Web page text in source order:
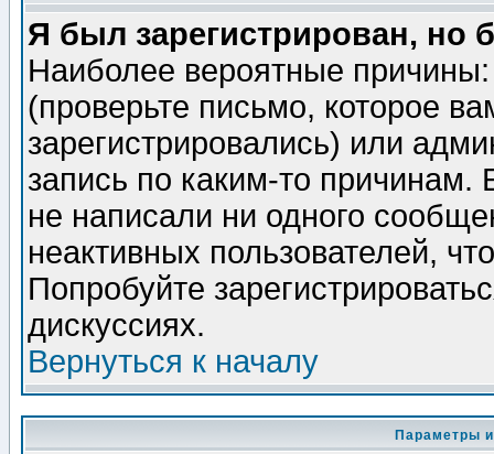
Я был зарегистрирован, но
Наиболее вероятные
(проверьте письмо, которое
зарегистрировались) или
запись по каким-то
не написали ни одного
неактивных пользователей,
Попробуйте
дискуссиях.
Вернуться к началу
Параметры